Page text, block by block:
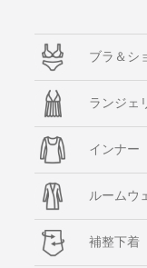
ブラ＆シ
ランジェ
インナー
ルームウ
補整下着